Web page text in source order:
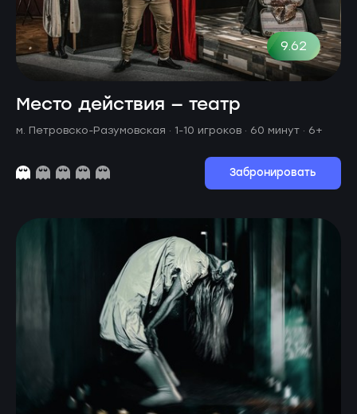
9.62
Место действия — театр
м. Петровско-Разумовская · 1-10 игроков · 60 минут · 6+
Забронировать